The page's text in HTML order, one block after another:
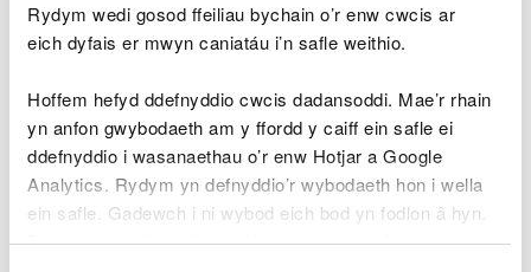
Rydym wedi gosod ffeiliau bychain o’r enw cwcis ar
eich dyfais er mwyn caniatáu i’n safle weithio.
Hoffem hefyd ddefnyddio cwcis dadansoddi. Mae’r rhain
yn anfon gwybodaeth am y ffordd y caiff ein safle ei
ddefnyddio i wasanaethau o’r enw Hotjar a Google
Analytics. Rydym yn defnyddio’r wybodaeth hon i wella
ein safle. Gadewch i ni wybod eich bod yn fodlon â hyn.
Byddwn yn defnyddio cwci i gadw eich dewis.
Annog rhannu, ailddefnyddio ac ailwerthu; er
enghraifft drwy oergelloedd cymunedol a chaffis
ddeunydd pacio a nwyddau trydanol i gynhyrchion
eraill. Sicrhau bod cynhyrchwyr yn ariannu costau
net llawn rheolaeth diwedd oes ac yn annog eco-
ddylunio.
Defnyddio gwastraff fel adnodd